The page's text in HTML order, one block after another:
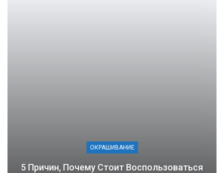
ОКРАШИВАНИЕ
5 Причин, Почему Стоит Воспользоваться